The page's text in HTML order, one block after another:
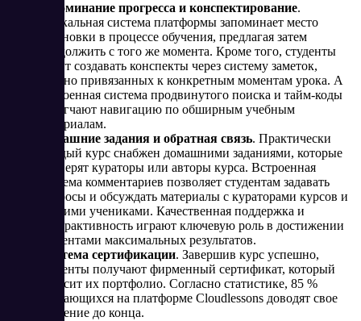
Запоминание прогресса и конспектирование.
Уникальная система платформы запоминает место
остановки в процессе обучения, предлагая затем
продолжить с того же момента. Кроме того, студенты
могут создавать конспекты через систему заметок,
удобно привязанных к конкретным моментам урока. А
встроенная система продвинутого поиска и тайм-коды
облегчают навигацию по обширным учебным
материалам.
Домашние задания и обратная связь. Практически
каждый курс снабжен домашними заданиями, которые
проверят кураторы или авторы курса. Встроенная
система комментариев позволяет студентам задавать
вопросы и обсуждать материалы с кураторами курсов и
другими учениками. Качественная поддержка и
интерактивность играют ключевую роль в достижении
студентами максимальных результатов.
Система сертификации. Завершив курс успешно,
студенты получают фирменный сертификат, который
украсит их портфолио. Согласно статистике, 85 %
обучающихся на платформе Cloudlessons доводят свое
обучение до конца.